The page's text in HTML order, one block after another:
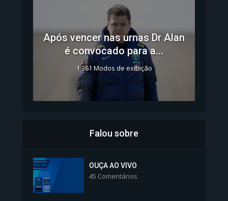
Após vencer nas urnas Dr Alan
é convocado para a...
1.361 Modos de exibição
Colégios da Polícia...
Falou sobre
OUÇA AO VIVO
45 Comentários